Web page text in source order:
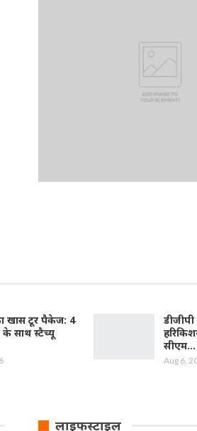
खास टूर पैकेज: 4
के साथ स्टैच्यू
सीएम…
Aug 6,
लाइफस्टाइल